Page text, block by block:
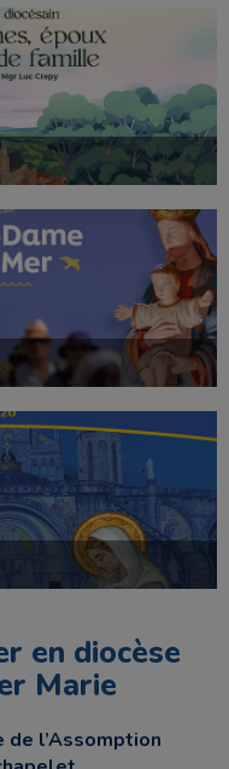
en diocèse
Marie
l’Assomption